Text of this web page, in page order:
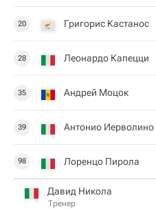
20 Григорис Кастанос
28 Леонардо Капецци
35 Андрей Моцок
39 Антонио Иерволино
98 Лоренцо Пирола
Давид Никола
Тренер